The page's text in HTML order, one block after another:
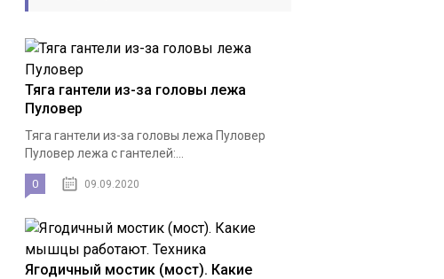
Тяга гантели из-за головы лежа
Пуловер
Тяга гантели из-за головы лежа Пуловер
Пуловер лежа с гантелей:...
0 09.09.2020
Ягодичный мостик (мост). Какие